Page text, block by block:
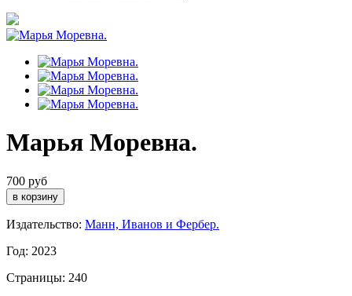
Марья Моревна.
700 руб
Издательство: Манн, Иванов и Фербер.
Год: 2023
Страницы: 240